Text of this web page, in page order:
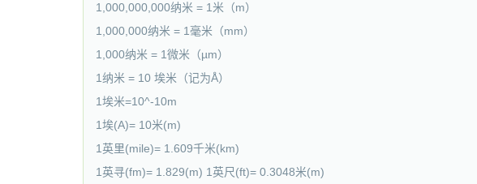
1,000,000,000纳米 = 1米（m）
1,000,000纳米 = 1毫米（mm）
1,000纳米 = 1微米（µm）
1纳米 = 10 埃米（记为Å）
1埃米=10^-10m
1埃(A)= 10米(m)
1英里(mile)= 1.609千米(km)
1英寻(fm)= 1.829(m) 1英尺(ft)= 0.3048米(m)